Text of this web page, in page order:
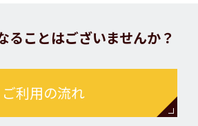
ることはございませんか？
ご利用の流れ